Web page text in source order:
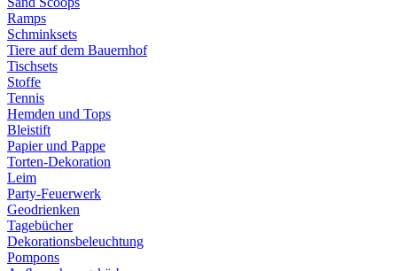
Ramps
Schminksets
Tiere auf dem Bauernhof
Tischsets
Stoffe
Tennis
Hemden und Tops
Bleistift
Papier und Pappe
Torten-Dekoration
Leim
Party-Feuerwerk
Geodrienken
Tagebücher
Dekorationsbeleuchtung
Pompons